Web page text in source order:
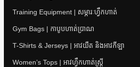
Training Equipment | សម្ភារៈហ្វឹកហាត់
Gym Bags | កាបូបហាត់ប្រាណ
T-Shirts & Jerseys | អាវយឺត និងអាវកីឡា
Women’s Tops | អាវហ្វឹកហាត់ស្ត្រី